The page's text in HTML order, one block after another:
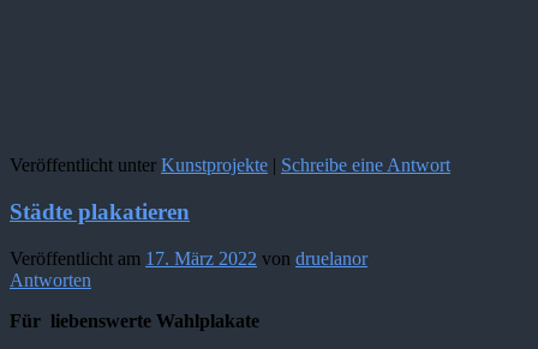
Veröffentlicht unter Kunstprojekte | Schreibe eine Antwort
Städte plakatieren
Veröffentlicht am 17. März 2022 von druelanor
Antworten
Für liebenswerte Wahlplakate